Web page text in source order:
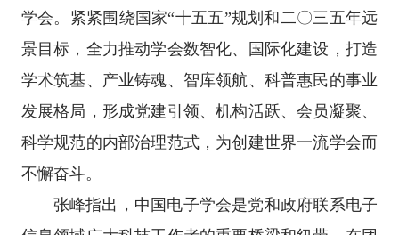
学会。紧紧围绕国家“十五五”规划和二〇三五年远
景目标，全力推动学会数智化、国际化建设，打造
学术筑基、产业铸魂、智库领航、科普惠民的事业
发展格局，形成党建引领、机构活跃、会员凝聚、
科学规范的内部治理范式，为创建世界一流学会而
不懈奋斗。
张峰指出，中国电子学会是党和政府联系电子